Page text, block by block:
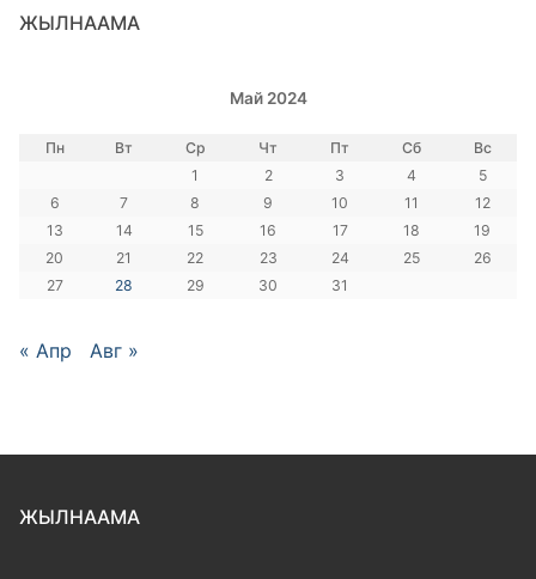
ЖЫЛНААМА
Май 2024
Пн Вт Ср Чт Пт Сб
Вс
1
2 3 4
5
6
7 8 9 10 11
12
13
14 15 16 17 18
19
20
21 22 23 24 25
26
27
28 29 30 31
« Апр Авг »
ЖЫЛНААМА